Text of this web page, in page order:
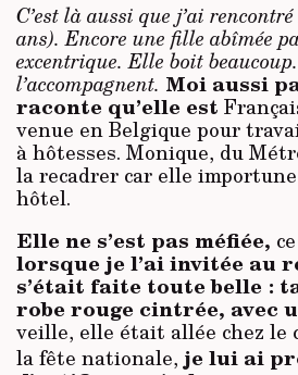
C’est là aussi que j’ai
ans). Encore une fille abîmée
excentrique. Elle boit
l’accompagnent. Moi aussi
raconte qu’elle est
venue en Belgique pour
à hôtesses. Monique, du
la recadrer car elle
hôtel.
Elle ne s’est pas méfiée,
lorsque je l’ai invitée au
s’était faite toute belle :
robe rouge cintrée, avec
veille, elle était allée chez le
la fête nationale, je lui ai